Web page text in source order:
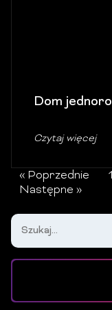
Dom
Czytaj więcej
« Poprzednie 1
Następne »